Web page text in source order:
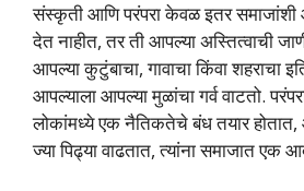
संस्कृती आणि परंपरा केवळ इतर
देत नाहीत, तर ती आपल्या अस्तित्वाची
आपल्या कुटुंबाचा, गावाचा किंवा शहराचा
आपल्याला आपल्या मुळांचा गर्व वाटतो.
लोकांमध्ये एक नैतिकतेचे बंध तयार
ज्या पिढ्या वाढतात, त्यांना समाजात एक